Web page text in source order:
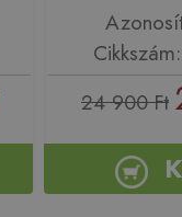
24 900 Ft